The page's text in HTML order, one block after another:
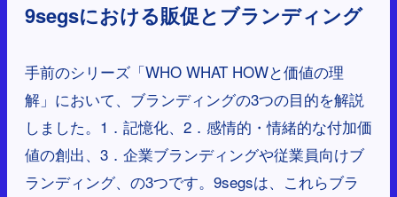
9segsにおける販促とブランディング
手前のシリーズ「WHO WHAT HOWと価値の理
解」において、ブランディングの3つの目的を解説
しました。1．記憶化、2．感情的・情緒的な付加価
値の創出、3．企業ブランディングや従業員向けブ
ランディング、の3つです。9segsは、これらブラ